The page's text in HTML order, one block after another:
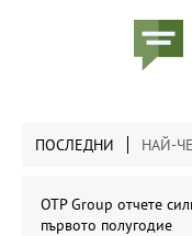
ПОСЛЕДНИ НАЙ-
OTP Group отчете
първото полугодие